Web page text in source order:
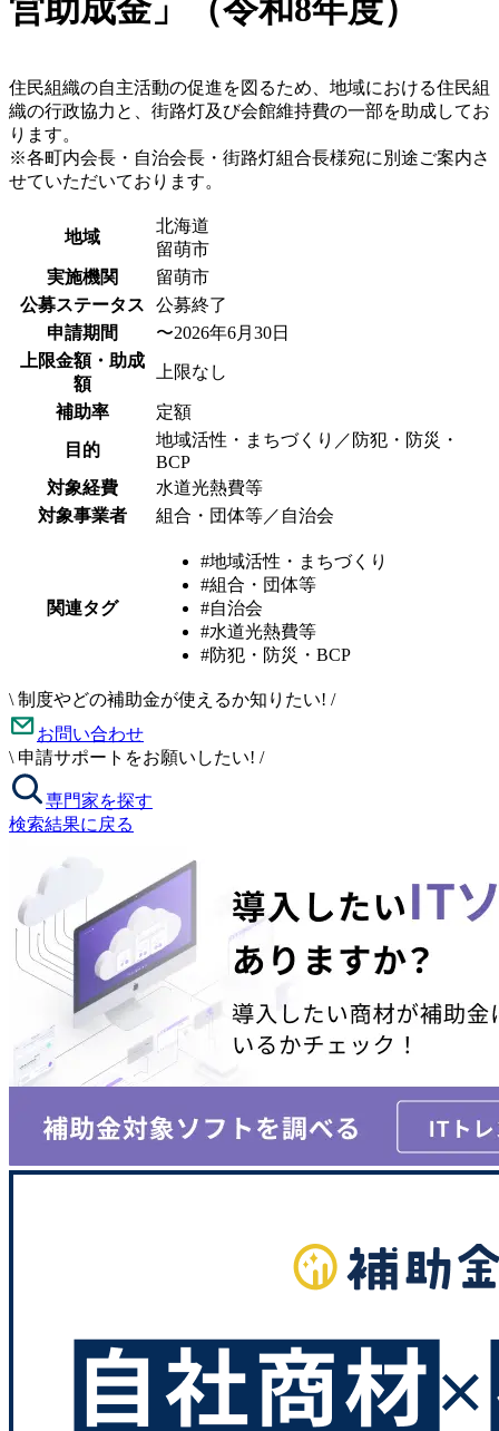
営助成金」（令和8年度）
住民組織の自主活動の促進を図るため、地域における住民組
織の行政協力と、街路灯及び会館維持費の一部を助成してお
ります。
※各町内会長・自治会長・街路灯組合長様宛に別途ご案内さ
せていただいております。
地域
北海道
留萌市
実施機関
留萌市
公募ステータス
公募終了
申請期間
〜2026年6月30日
上限金額・助成
額
上限なし
補助率
定額
目的
地域活性・まちづくり／防犯・防災・
BCP
対象経費
水道光熱費等
対象事業者
組合・団体等／自治会
関連タグ
#地域活性・まちづくり
#組合・団体等
#自治会
#水道光熱費等
#防犯・防災・BCP
\ 制度やどの補助金が使えるか知りたい! /
お問い合わせ
\ 申請サポートをお願いしたい! /
専門家を探す
検索結果に戻る